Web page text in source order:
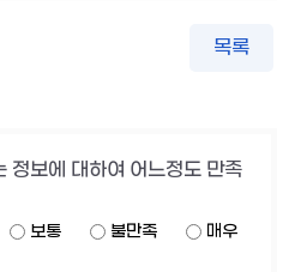
목록
정보에 대하여 어느정도 만족
보통 불만족
매우